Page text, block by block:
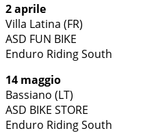
2 aprile
Villa Latina (FR)
ASD FUN BIKE
Enduro Riding South
14 maggio
Bassiano (LT)
ASD BIKE STORE
Enduro Riding South